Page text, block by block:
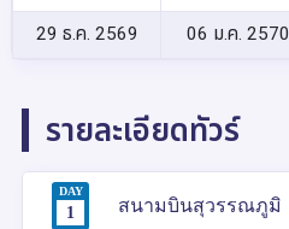
29 ธ.ค. 2569 06 ม.ค. 2570
รายละเอียดทัวร์
DAY
1 สนามบินสุวรรณภูมิ